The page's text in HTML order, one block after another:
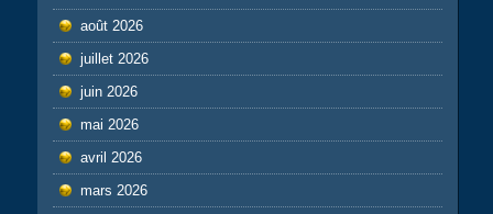
août 2026
juillet 2026
juin 2026
mai 2026
avril 2026
mars 2026